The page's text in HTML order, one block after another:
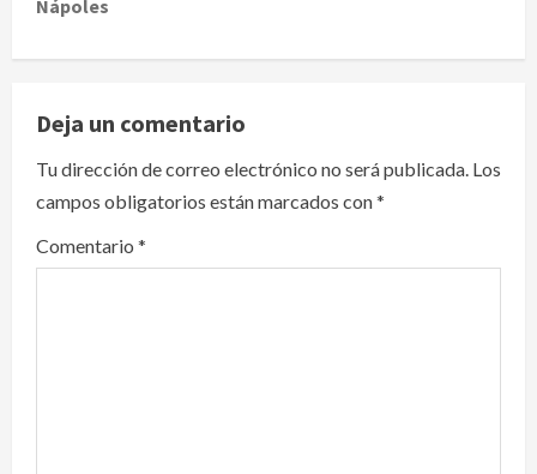
n
a
v
i
g
a
Nápoles
Deja un comentario
Tu dirección de correo electrónico no será publicada. Los
campos obligatorios están marcados con*
Comentario *